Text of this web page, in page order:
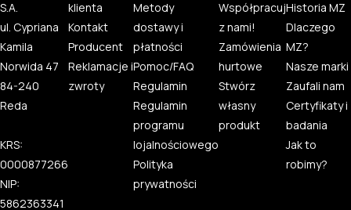
S.A.
ul. Cypriana
Kamila
Norwida 47
84-240
Reda
KRS:
0000877266
NIP:
5862363341
klienta
Kontakt
Producent
Reklamacje i
zwroty
Metody
dostawy i
płatności
Pomoc/FAQ
Regulamin
Regulamin
programu
lojalnościowego
Polityka
prywatności
Współpracuj
z nami!
Zamówienia
hurtowe
Stwórz
własny
produkt
Historia MZ
Dlaczego
MZ?
Nasze marki
Zaufali nam
Certyfikaty i
badania
Jak to
robimy?